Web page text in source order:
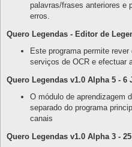
palavras/frases anteriores e
erros.
Quero Legendas - Editor de
Este programa permite
serviços de OCR e efectuar
Quero Legendas v1.0 Alpha 5 - 6
O módulo de aprendizagem
separado do programa
canais
Quero Legendas v1.0 Alpha 3 -